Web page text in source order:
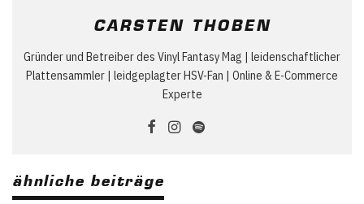
CARSTEN THOBEN
Gründer und Betreiber des Vinyl Fantasy Mag | leidenschaftlicher
Plattensammler | leidgeplagter HSV-Fan | Online & E-Commerce
Experte
ähnliche beiträge